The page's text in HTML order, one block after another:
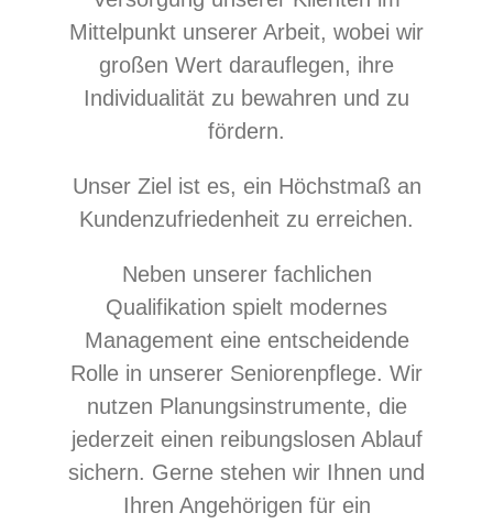
Mittelpunkt unserer Arbeit, wobei wir
großen Wert darauflegen, ihre
Individualität zu bewahren und zu
fördern.
Unser Ziel ist es, ein Höchstmaß an
Kundenzufriedenheit zu erreichen.
Neben unserer fachlichen
Qualifikation spielt modernes
Management eine entscheidende
Rolle in unserer Seniorenpflege. Wir
nutzen Planungsinstrumente, die
jederzeit einen reibungslosen Ablauf
sichern. Gerne stehen wir Ihnen und
Ihren Angehörigen für ein